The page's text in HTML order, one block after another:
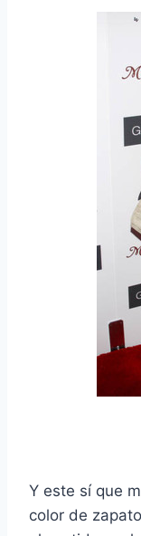
Y este sí que
color de